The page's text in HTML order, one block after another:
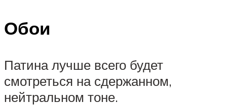
Обои
Патина лучше всего будет
смотреться на сдержанном,
нейтральном тоне.